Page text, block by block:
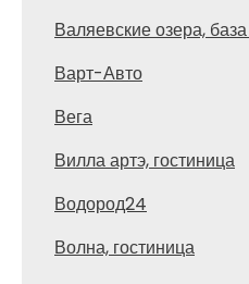
Валяевские озера,
Варт-Авто
Вега
Вилла артэ, гостиница
Водород24
Волна, гостиница